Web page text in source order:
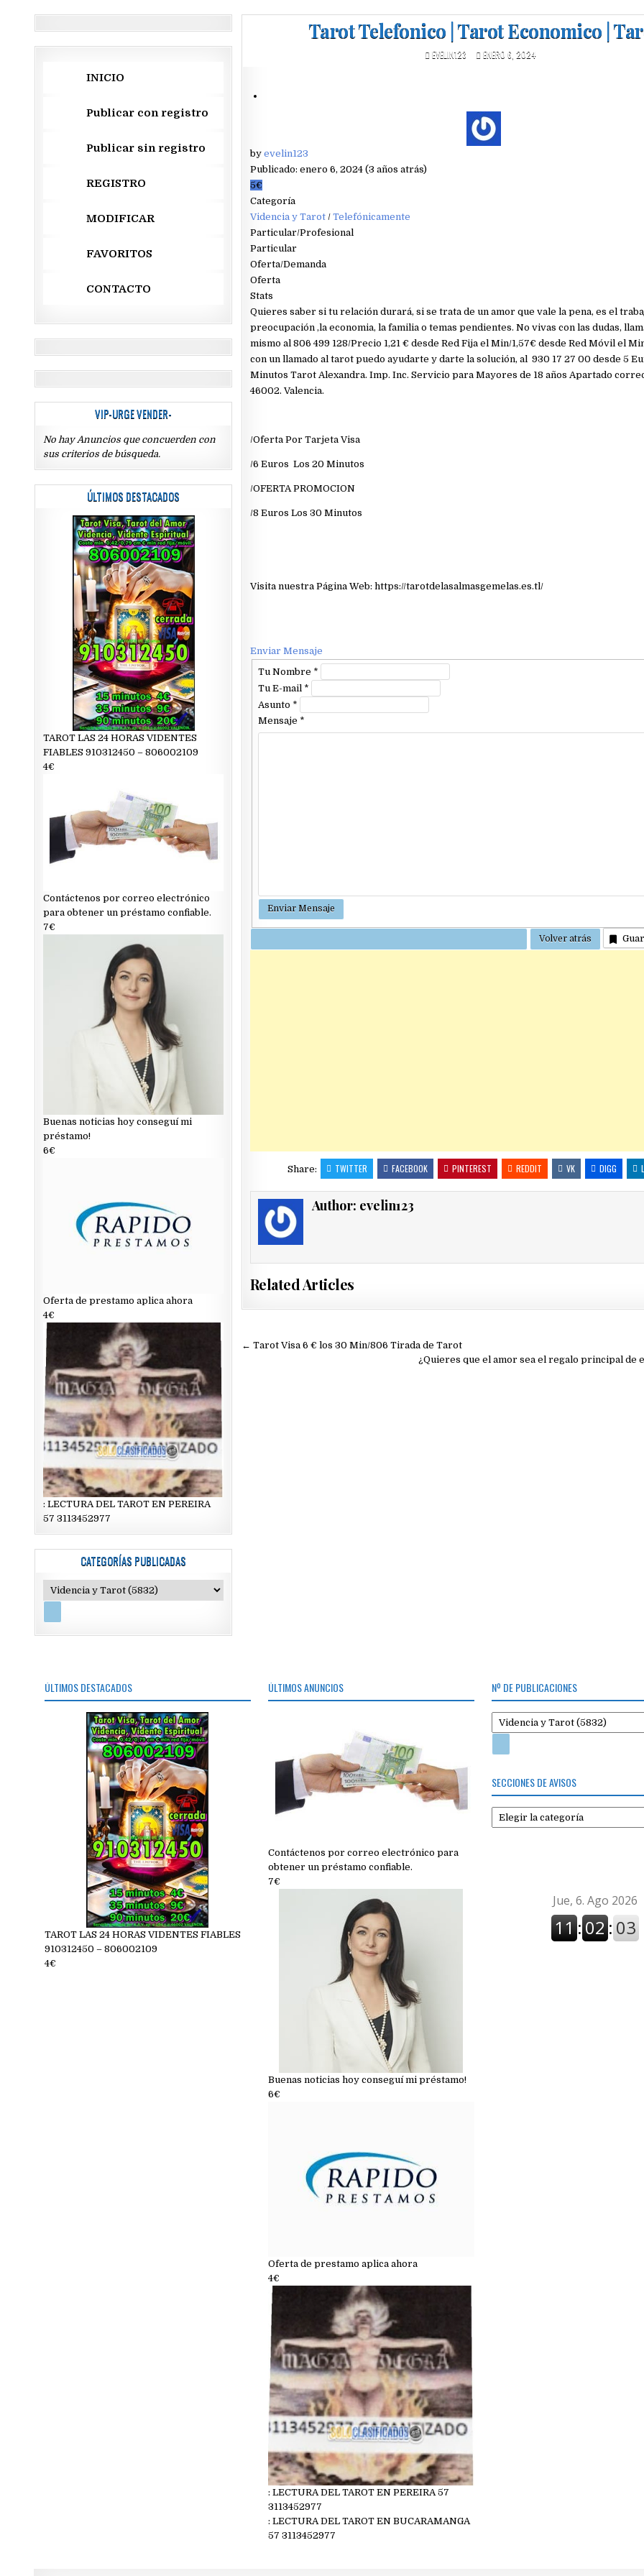
Tarot Telefonico | Tarot Economico |
EVELIN123 ENERO 6, 2024
by evelin123
Publicado: enero 6, 2024 (3 años atrás)
5€
Categoría
Videncia y Tarot/ Telefónicamente
Particular/Profesional
Particular
Oferta/Demanda
Oferta
Stats
Quieres saber si tu relación durará, si se trata de un amor que vale la pena, es el
preocupación ,la economia, la familia o temas pendientes. No vivas con las dudas,
mismo al 806 499 128/Precio 1,21 € desde Red Fija el Min/1,57€ desde Red Móvil el
con un llamado al tarot puedo ayudarte y darte la solución, al 930 17 27 00 desde 5
Minutos Tarot Alexandra. Imp. Inc. Servicio para Mayores de 18 años Apartado
46002. Valencia.
/Oferta Por Tarjeta Visa
/6 Euros Los 20 Minutos
/OFERTA PROMOCION
/8 Euros Los 30 Minutos
Visita nuestra Página Web: https://tarotdelasalmasgemelas.es.tl/
Enviar Mensaje
Tu Nombre *
Tu E-mail *
Asunto *
Mensaje *
Share: TWITTER FACEBOOK PINTEREST REDDIT VK DIGG
Author: evelin123
Related Articles
Navegación
← Tarot Visa 6 € los 30 Min/806 Tirada de Tarot
¿Quieres que el amor sea el regalo principal de
INICIO
Publicar con registro
Publicar sin registro
REGISTRO
MODIFICAR
FAVORITOS
CONTACTO
VIP-URGE VENDER-
No hay Anuncios que concuerden con
sus criterios de búsqueda.
ÚLTIMOS DESTACADOS
TAROT LAS 24 HORAS VIDENTES
FIABLES 910312450 – 806002109
4€
Contáctenos por correo electrónico
para obtener un préstamo confiable.
7€
Buenas noticias hoy conseguí mi
préstamo!
6€
Oferta de prestamo aplica ahora
4€
: LECTURA DEL TAROT EN PEREIRA
57 3113452977
CATEGORÍAS PUBLICADAS
ÚLTIMOS DESTACADOS
TAROT LAS 24 HORAS VIDENTES FIABLES
910312450 – 806002109
4€
ÚLTIMOS ANUNCIOS
Contáctenos por correo electrónico para
obtener un préstamo confiable.
7€
Buenas noticias hoy conseguí mi préstamo!
6€
Oferta de prestamo aplica ahora
4€
: LECTURA DEL TAROT EN PEREIRA 57
3113452977
: LECTURA DEL TAROT EN BUCARAMANGA
57 3113452977
Nº DE PUBLICACIONES
SECCIONES DE AVISOS
Secciones
de